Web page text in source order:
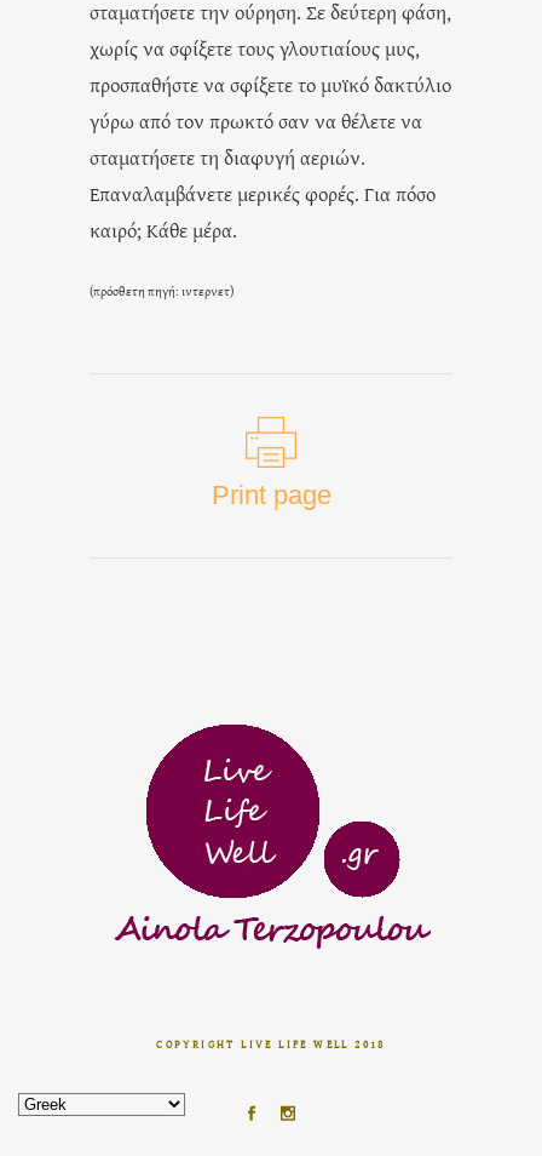
σταματήσετε την ούρηση. Σε δεύτερη φάση,
χωρίς να σφίξετε τους γλουτιαίους μυς,
προσπαθήστε να σφίξετε το μυϊκό δακτύλιο
γύρω από τον πρωκτό σαν να θέλετε να
σταματήσετε τη διαφυγή αεριών.
Επαναλαμβάνετε μερικές φορές. Για πόσο
καιρό; Κάθε μέρα.
(πρόσθετη πηγή: ιντερνετ)
Print page
COPYRIGHT LIVE LIFE WELL 2018